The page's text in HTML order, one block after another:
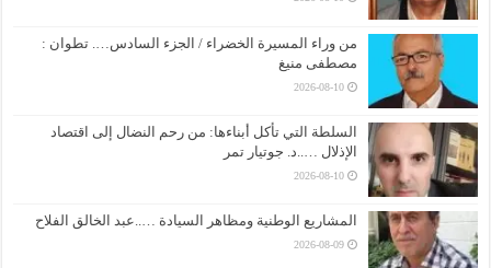
من وراء المسيرة الخضراء / الجزء السادس…. تطوان :
مصطفى منيغ
2026-08-10
السلطة التي تأكل أبناءها: من رحم النضال إلى اقتصاد
الإذلال …..د. جوتيار تمر
2026-08-10
المشاريع الوطنية ومظاهر السيادة …..عبد الخالق الفلاح
2026-08-09